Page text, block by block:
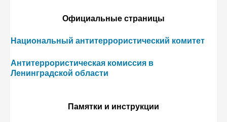
Официальные страницы
Национальный антитеррористический комитет
Антитеррористическая комиссия в
Ленинградской области
Памятки и инструкции